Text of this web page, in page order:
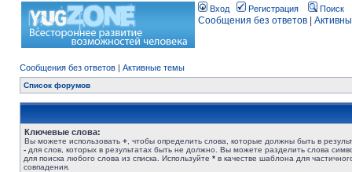
Вход Регистрация Поиск
Сообщения без ответов
Сообщения без ответов | Активные темы
Список форумов
Ключевые слова:
Вы можете использовать + , чтобы определить слова, которые должны быть в
- для слов, которых в результатах быть не должно. Вы можете разделить слова
для поиска любого слова из списка. Используйте * в качестве шаблона для
совпадения.